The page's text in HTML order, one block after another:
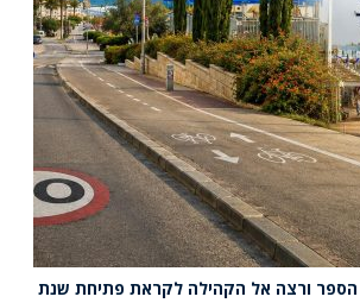
הספר ורצה אל הקהילה לקראת פתיחת שנת